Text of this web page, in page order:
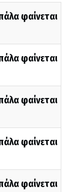
φαίνεται
φαίνεται
φαίνεται
φαίνεται
φαίνεται